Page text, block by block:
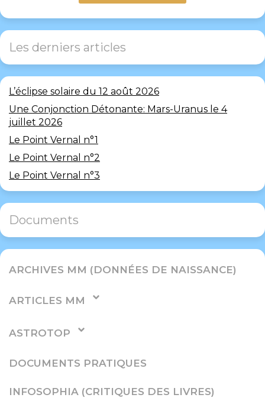
Les derniers articles
L’éclipse solaire du 12 août 2026
Une Conjonction Détonante: Mars-Uranus le 4
juillet 2026
Le Point Vernal n°1
Le Point Vernal n°2
Le Point Vernal n°3
Documents
ARCHIVES MM (DONNÉES DE NAISSANCE)
ARTICLES MM
ASTROTOP
DOCUMENTS PRATIQUES
INFOSOPHIA (CRITIQUES DES LIVRES)